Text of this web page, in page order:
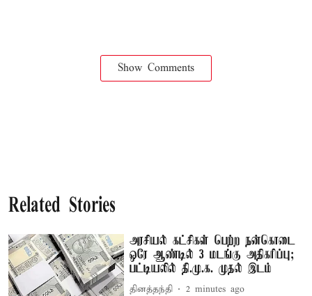
Show Comments
Related Stories
அரசியல் கட்சிகள் பெற்ற நன்கொடை
ஒரே ஆண்டில் 3 மடங்கு அதிகரிப்பு;
பட்டியலில் தி.மு.க. முதல் இடம்
தினத்தந்தி 2 minutes ago